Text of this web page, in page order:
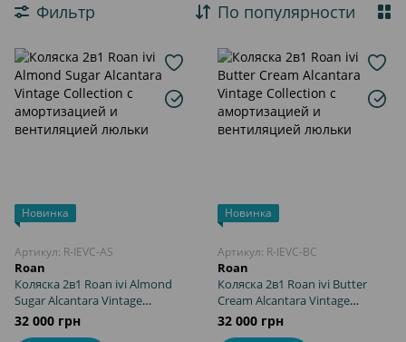
Фильтр По популярности
Новинка
Артикул: R-IEVC-AS
Roan
Коляска 2в1 Roan ivi Almond
Sugar Alcantara Vintage
Collection с амортизацией и
вентиляцией люльки
32 000 грн
Новинка
Артикул: R-IEVC-BC
Roan
Коляска 2в1 Roan ivi Butter
Cream Alcantara Vintage
Collection с амортизацией и
вентиляцией люльки
32 000 грн